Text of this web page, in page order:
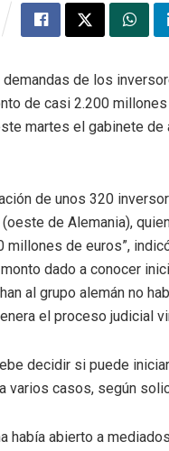
demandas de los
de casi 2.200
martes el gabinete de
de unos 320
de Alemania),
millones de euros”,
dado a conocer
al grupo alemán no
el proceso judicial
decidir si puede
varios casos, según
había abierto a